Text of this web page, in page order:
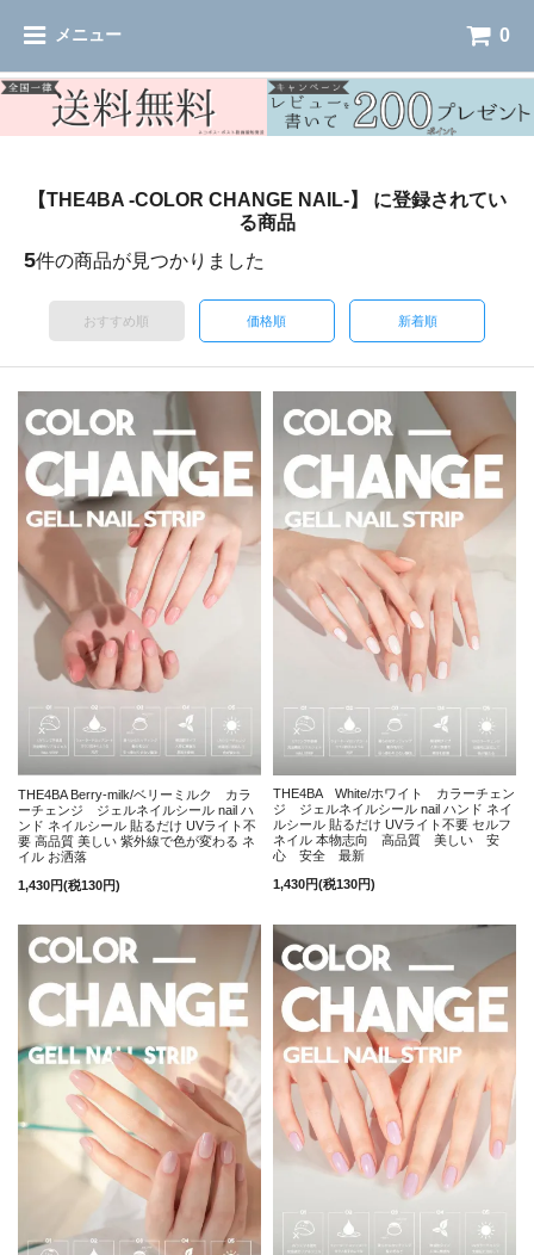
メニュー 0
【THE4BA -COLOR CHANGE NAIL-】 に登録されてい
る商品
5件の商品が見つかりました
おすすめ順 価格順 新着順
THE4BA Berry-milk/ベリーミルク カラ
ーチェンジ ジェルネイルシール nail ハ
ンド ネイルシール 貼るだけ UVライト不
要 高品質 美しい 紫外線で色が変わる ネ
イル お洒落
1,430円(税130円)
THE4BA White/ホワイト カラーチェン
ジ ジェルネイルシール nail ハンド ネイ
ルシール 貼るだけ UVライト不要 セルフ
ネイル 本物志向 高品質 美しい 安
心 安全 最新
1,430円(税130円)